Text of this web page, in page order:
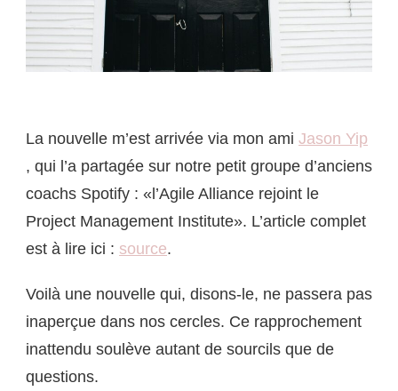
La nouvelle m’est arrivée via mon ami Jason Yip
, qui l’a partagée sur notre petit groupe d’anciens
coachs Spotify : «l’Agile Alliance rejoint le
Project Management Institute». L’article complet
est à lire ici : source.
Voilà une nouvelle qui, disons-le, ne passera pas
inaperçue dans nos cercles. Ce rapprochement
inattendu soulève autant de sourcils que de
questions.